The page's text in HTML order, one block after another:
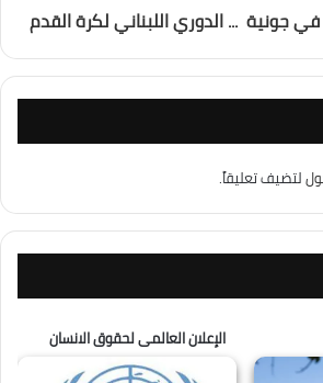
في جونية ... الدوري اللبناني لكرة القدم
لتضيف تعليقاً.
الإعلان العالمى لحقوق الانسان